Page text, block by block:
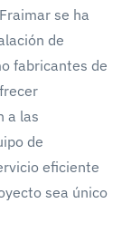
se ha
de
fabricantes de
a las
de
eficiente
sea único